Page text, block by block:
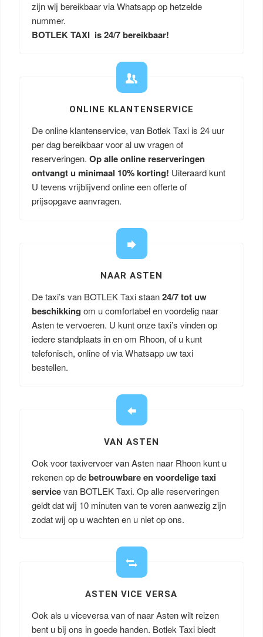
zijn wij bereikbaar via Whatsapp op hetzelde
nummer.
BOTLEK TAXI is 24/7 bereikbaar!
ONLINE KLANTENSERVICE
De online klantenservice, van Botlek Taxi is 24 uur
per dag bereikbaar voor al uw vragen of
reserveringen. Op alle online reserveringen
ontvangt u minimaal 10% korting! Uiteraard kunt
U tevens vrijblijvend online een offerte of
prijsopgave aanvragen.
NAAR ASTEN
De taxi’s van BOTLEK Taxi staan24/7 tot uw
beschikking om u comfortabel en voordelig naar
Asten te vervoeren. U kunt onze taxi’s vinden op
iedere standplaats in en om Rhoon, of u kunt
telefonisch, online of via Whatsapp uw taxi
bestellen.
VAN ASTEN
Ook voor taxivervoer van Asten naar Rhoon kunt u
rekenen op debetrouwbare en voordelige taxi
servicevan BOTLEK Taxi. Op alle reserveringen
geldt dat wij 10 minuten van te voren aanwezig zijn
zodat wij op u wachten en u niet op ons.
ASTEN VICE VERSA
Ook als u viceversa van of naar Asten wilt reizen
bent u bij ons in goede handen. Botlek Taxi biedt